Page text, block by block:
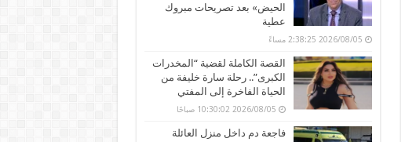
الحيض» بعد تصريحات مبروك
عطية
2026/08/05 2:38:25 مساءً
القصة الكاملة لقضية “المخدرات
الكبرى”.. رحلة سارة خليفة من
الحياة الفاخرة إلى المفتي
2026/08/05 10:30:02 صباحًا
فاجعة دم داخل منزل العائلة